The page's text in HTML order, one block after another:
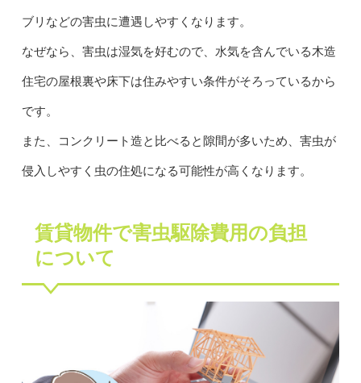
ブリなどの害虫に遭遇しやすくなります。
なぜなら、害虫は湿気を好むので、水気を含んでいる木造
住宅の屋根裏や床下は住みやすい条件がそろっているから
です。
また、コンクリート造と比べると隙間が多いため、害虫が
侵入しやすく虫の住処になる可能性が高くなります。
賃貸物件で害虫駆除費用の負担
について